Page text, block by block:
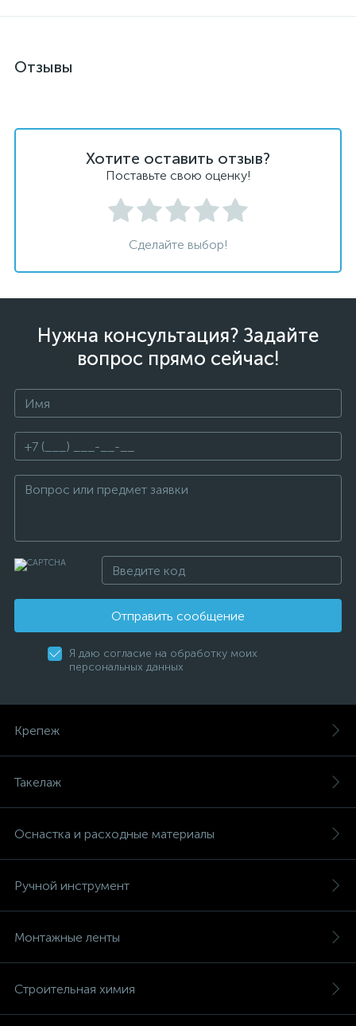
Отзывы
Хотите оставить отзыв?
Поставьте свою оценку!
Сделайте выбор!
Нужна консультация? Задайте
вопрос прямо сейчас!
Отправить сообщение
Я даю согласие на обработку моих
персональных данных
Крепеж
Такелаж
Оснастка и расходные материалы
Ручной инструмент
Монтажные ленты
Строительная химия